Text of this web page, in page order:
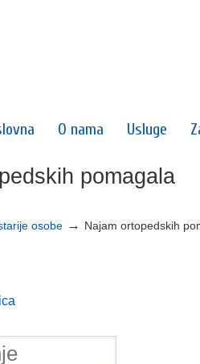
O nama Usluge
pomagala
osobe → Najam ortopedskih